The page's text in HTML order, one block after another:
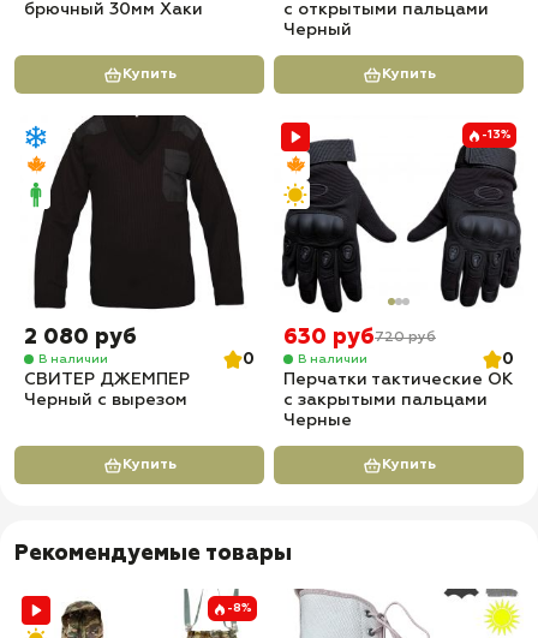
брючный 30мм Хаки
Купить
с открытыми пальцами
Черный
Купить
2 080 руб
В наличии
0
СВИТЕР ДЖЕМПЕР
Черный с вырезом
Купить
-13%
630 руб720 руб
В наличии
0
Перчатки тактические OK
с закрытыми пальцами
Черные
Купить
Рекомендуемые товары
-8%